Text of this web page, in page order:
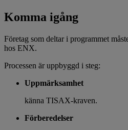
Komma igång
Företag som deltar i programmet
hos ENX.
Processen är uppbyggd i steg:
Uppmärksamhet
känna TISAX-kraven.
Förberedelser